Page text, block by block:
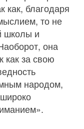
как, благодаря
то не
школы и
она
как за свою
народом,